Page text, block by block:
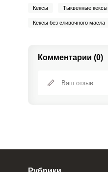
Кексы Тыквенные кексы
Кексы без сливочного масла
Комментарии (0)